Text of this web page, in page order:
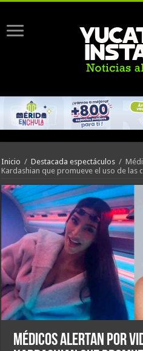
Inicio / Destacada espectáculos /
Kardashian que promueve el uso de las
Médicos alertan por